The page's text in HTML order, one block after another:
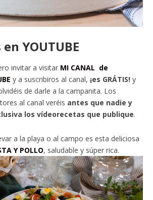
YOUTUBE
invitar a visitar MI CANAL de
y a suscribiros al canal, ¡es GRÁTIS! y
de darle a la campanita. Los
al canal veréis antes que nadie y
los vídeorecetas que publique.
a la playa o al campo es esta deliciosa
Y POLLO, saludable y súper rica.